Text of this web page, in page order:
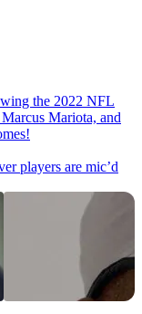
the 2022 NFL
Marcus Mariota, and
!
players are mic’d